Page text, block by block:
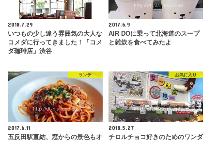
2018.7.29
いつもの少し違う雰囲気の大人な
コメダに行ってきました！「コメ
ダ珈琲店」渋谷
2017.6.9
AIR DOに乗って北海道のスープ
と雑炊を食べてみたよ
ランチ
2017.6.11
五反田駅直結、窓からの景色もオ
お気に入り
2018.5.27
チロルチョコ好きのためのワンダ